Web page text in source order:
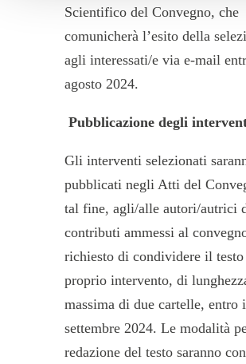
Scientifico del Convegno, che
comunicherà l’esito della
agli interessati/e via e-mail
agosto 2024.
Pubblicazione degli
Gli interventi selezionati
pubblicati negli Atti del
tal fine, agli/alle autori/autrici
contributi ammessi al
richiesto di condividere il
proprio intervento, di
massima di due cartelle, entro
settembre 2024. Le modalità
redazione del testo saranno